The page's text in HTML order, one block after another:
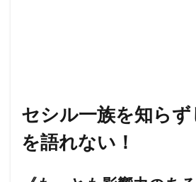
セシル一族を知ら
を語れない！
ヴィクトリア女王
ワン・
ワクチン問題研究会
ワク
ローリー医師
ロックフェラー